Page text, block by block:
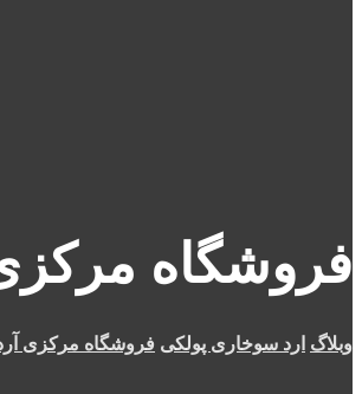
فروشگاه
وبلاگ ارد سوخاری پولکی فروشگاه مرکزی